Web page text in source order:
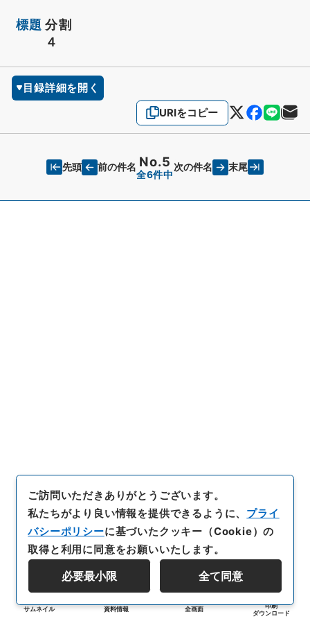
標題 分割
４
目録詳細を開く
URIをコピー
先頭 前の件名 No.5
全6件中
次の件名 末尾
サムネイル 資料情報 全画面
印刷
ダウンロード
ご訪問いただきありがとうございます。
私たちがより良い情報を提供できるように、 プライ
バシーポリシーに基づいたクッキー（Cookie）の
取得と利用に同意をお願いいたします。
必要最小限 全て同意